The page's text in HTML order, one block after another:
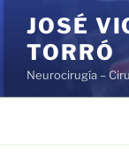
contenido
JOSÉ
TORRÓ
Neurocirugía –